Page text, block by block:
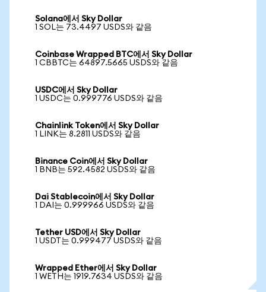
Solana에서 Sky Dollar
1 SOL는 73.4497 USDS와 같음
Coinbase Wrapped BTC에서 Sky Dollar
1 CBBTC는 64897.5665 USDS와 같음
USDC에서 Sky Dollar
1 USDC는 0.999776 USDS와 같음
Chainlink Token에서 Sky Dollar
1 LINK는 8.2811 USDS와 같음
Binance Coin에서 Sky Dollar
1 BNB는 592.4582 USDS와 같음
Dai Stablecoin에서 Sky Dollar
1 DAI는 0.999966 USDS와 같음
Tether USD에서 Sky Dollar
1 USDT는 0.999477 USDS와 같음
Wrapped Ether에서 Sky Dollar
1 WETH는 1919.7634 USDS와 같음